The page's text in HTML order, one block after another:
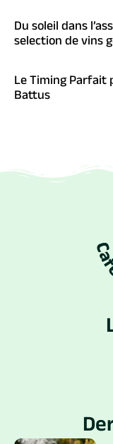
Du soleil dans
selection de vins
Le Timing
Battus